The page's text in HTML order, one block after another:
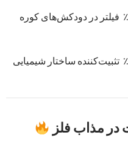
استفاده زئولیت کلینوپتیلولیت ۹۸٪ فیلتر در دودکش‌های کوره
استفاده زئولیت کلینوپتیلولیت ۹۸٪ تثبیت‌کننده ساختار شیمیایی
در مذاب فلز